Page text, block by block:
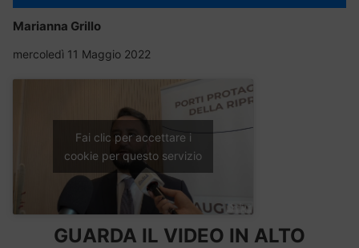
Marianna Grillo
mercoledì 11 Maggio 2022
Fai clic per accettare i
cookie per questo servizio
GUARDA IL VIDEO IN ALTO